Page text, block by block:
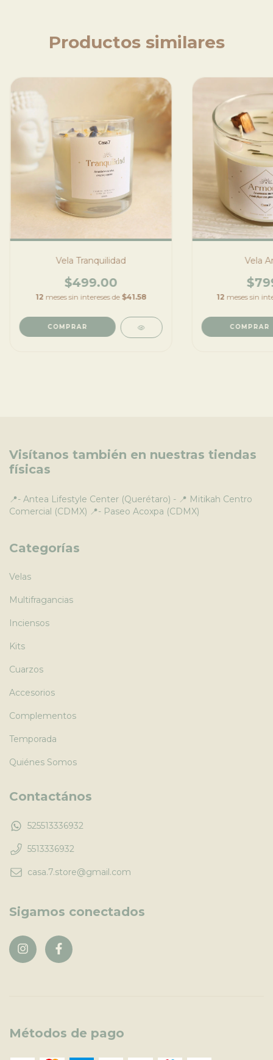
Productos similares
Vela Tranquilidad
$499.00
12 meses sin intereses de $41.58
Vela
12 meses sin
Visítanos también en nuestras tiendas
físicas
📍- Antea Lifestyle Center (Querétaro) - 📍 Mitikah Centro
Comercial (CDMX) 📍- Paseo Acoxpa (CDMX)
Categorías
Velas
Multifragancias
Inciensos
Kits
Cuarzos
Accesorios
Complementos
Temporada
Quiénes Somos
Contactános
525513336932
5513336932
casa.7.store@gmail.com
Sigamos conectados
Métodos de pago